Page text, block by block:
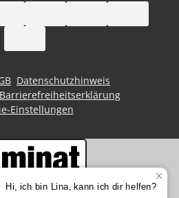
Datenschutzhinweis
Barrierefreiheitserklärung
Einstellungen